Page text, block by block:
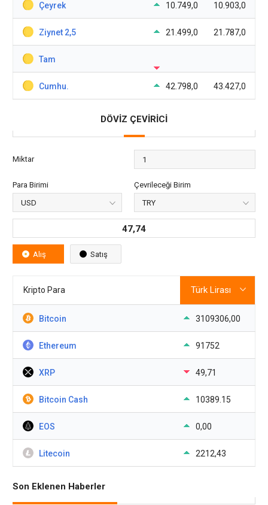
Çeyrek 10.749,0 10.903,0
Ziynet 2,5 21.499,0 21.787,0
Tam
Cumhu. 42.798,0 43.427,0
DÖVİZ ÇEVİRİCİ
Miktar
Para Birimi Çevrileceği Birim
47,74
Alış Satış
Kripto Para
Bitcoin 3109306,00
Ethereum 91752
XRP 49,71
Bitcoin Cash 10389.15
EOS 0,00
Litecoin 2212,43
Son Eklenen Haberler